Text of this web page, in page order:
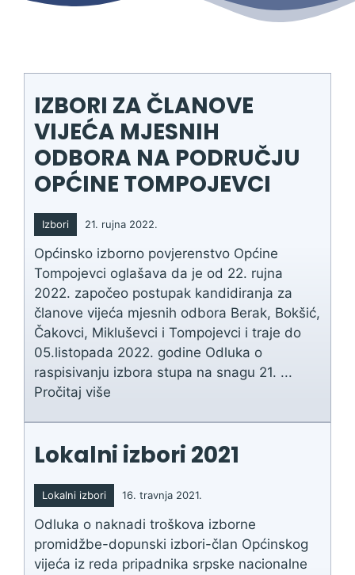
IZBORI ZA ČLANOVE
VIJEĆA MJESNIH
ODBORA NA PODRUČJU
OPĆINE TOMPOJEVCI
Izbori 21. rujna 2022.
Općinsko izborno povjerenstvo Općine
Tompojevci oglašava da je od 22. rujna
2022. započeo postupak kandidiranja za
članove vijeća mjesnih odbora Berak, Bokšić,
Čakovci, Mikluševci i Tompojevci i traje do
05.listopada 2022. godine Odluka o
raspisivanju izbora stupa na snagu 21. ...
Pročitaj više
Lokalni izbori 2021
Lokalni izbori 16. travnja 2021.
Odluka o naknadi troškova izborne
promidžbe-dopunski izbori-član Općinskog
vijeća iz reda pripadnika srpske nacionalne